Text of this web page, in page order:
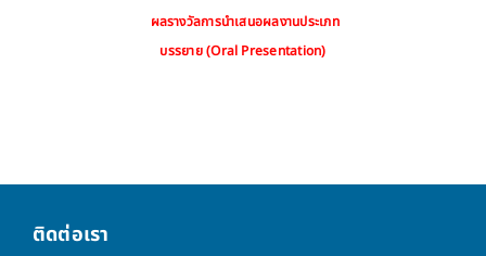
ผลรางวัลการนำเสนอผลงานประเภท
บรรยาย (Oral Presentation)
ติดต่อเรา